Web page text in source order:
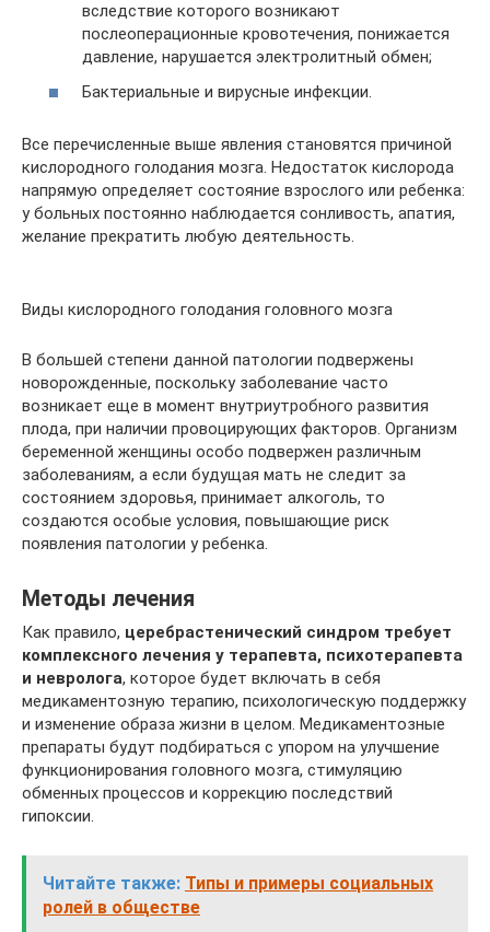
вследствие которого возникают
послеоперационные кровотечения, понижается
давление, нарушается электролитный обмен;
Бактериальные и вирусные инфекции.
Все перечисленные выше явления становятся причиной
кислородного голодания мозга. Недостаток кислорода
напрямую определяет состояние взрослого или ребенка:
у больных постоянно наблюдается сонливость, апатия,
желание прекратить любую деятельность.
Виды кислородного голодания головного мозга
В большей степени данной патологии подвержены
новорожденные, поскольку заболевание часто
возникает еще в момент внутриутробного развития
плода, при наличии провоцирующих факторов. Организм
беременной женщины особо подвержен различным
заболеваниям, а если будущая мать не следит за
состоянием здоровья, принимает алкоголь, то
создаются особые условия, повышающие риск
появления патологии у ребенка.
Методы лечения
Как правило, церебрастенический синдром требует
комплексного лечения у терапевта, психотерапевта
и невролога, которое будет включать в себя
медикаментозную терапию, психологическую поддержку
и изменение образа жизни в целом. Медикаментозные
препараты будут подбираться с упором на улучшение
функционирования головного мозга, стимуляцию
обменных процессов и коррекцию последствий
гипоксии.
Читайте также: Типы и примеры социальных
ролей в обществе